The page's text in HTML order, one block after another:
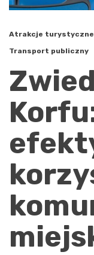
Atrakcje turystyczne
Transport publiczny